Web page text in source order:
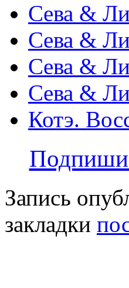
Сева &
Сева &
Сева &
Сева &
Котэ.
Запись
закладки